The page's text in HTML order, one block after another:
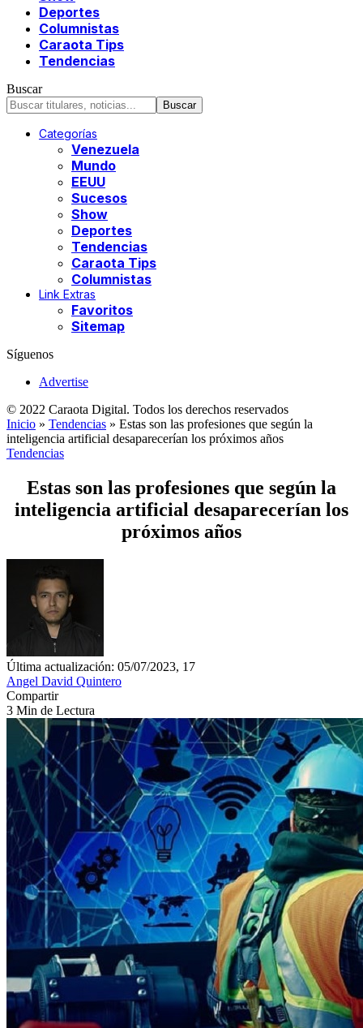
Deportes
Columnistas
Caraota Tips
Tendencias
Buscar
Categorías
Venezuela
Mundo
EEUU
Sucesos
Show
Deportes
Tendencias
Caraota Tips
Columnistas
Link Extras
Favoritos
Sitemap
Síguenos
Advertise
© 2022 Caraota Digital. Todos los derechos reservados
Inicio » Tendencias » Estas son las profesiones que según la
inteligencia artificial desaparecerían los próximos años
Tendencias
Estas son las profesiones que según la
inteligencia artificial desaparecerían los
próximos años
Última actualización: 05/07/2023, 17
Angel David Quintero
Compartir
3 Min de Lectura